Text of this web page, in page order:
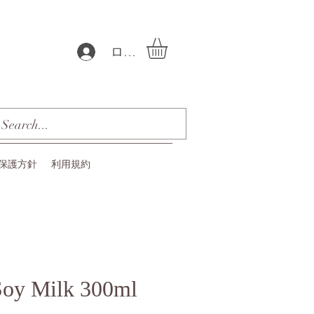
ログイン
護方針 利用規約
Milk 300ml